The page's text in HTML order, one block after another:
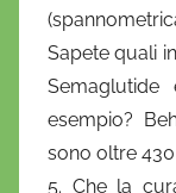
Sapete quali
esempio?
sono oltre
5. Che la